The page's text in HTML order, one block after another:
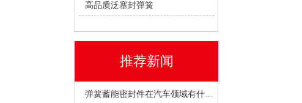
高品质泛塞封弹簧
推荐新闻
弹簧蓄能密封件在汽车领域有什么优势？